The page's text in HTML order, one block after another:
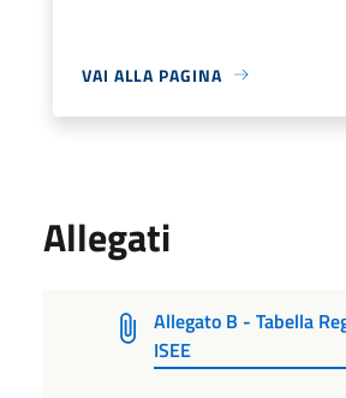
VAI ALLA PAGINA
Allegati
Allegato B - Tabella
ISEE